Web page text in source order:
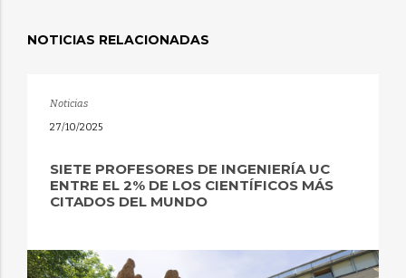
NOTICIAS RELACIONADAS
Noticias
27/10/2025
SIETE PROFESORES DE INGENIERÍA UC
ENTRE EL 2% DE LOS CIENTÍFICOS MÁS
CITADOS DEL MUNDO